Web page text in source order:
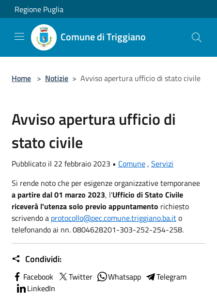
Salta al contenuto principale
Regione Puglia
Comune di Triggiano
Home > Notizie > Avviso apertura ufficio di stato civile
Avviso apertura ufficio di
stato civile
Pubblicato il 22 febbraio 2023 • Comune, Servizi
Si rende noto che per esigenze organizzative temporanee
a partire dal 01 marzo 2023, l'Ufficio di Stato Civile
riceverà l'utenza solo previo appuntamento richiesto
scrivendo a protocollo@pec.comune.triggiano.ba.ito
telefonando ai nn. 0804628201-303-252-254-258.
Condividi:
Facebook Twitter Whatsapp
Telegram
LinkedIn